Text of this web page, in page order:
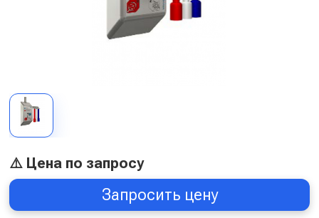
⚠️ Цена по запросу
Запросить цену